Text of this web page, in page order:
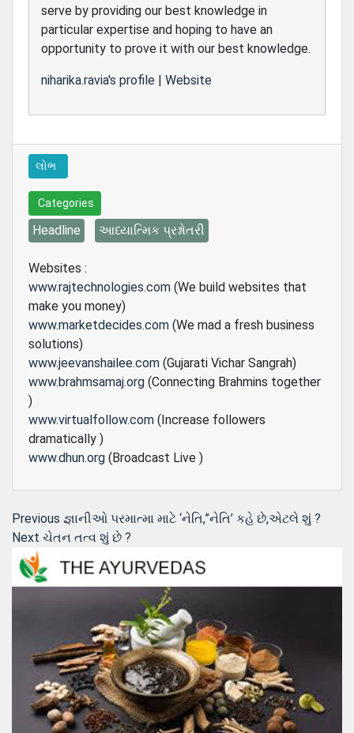
serve by providing our best knowledge in
particular expertise and hoping to have an
opportunity to prove it with our best knowledge.
niharika.ravia's profile | Website
લોભ
Categories
Headline આધ્યાત્મિક પ્રશ્નોતરી
Websites :
www.rajtechnologies.com (We build websites that
make you money)
www.marketdecides.com (We mad a fresh business
solutions)
www.jeevanshailee.com (Gujarati Vichar Sangrah)
www.brahmsamaj.org (Connecting Brahmins together
)
www.virtualfollow.com (Increase followers
dramatically )
www.dhun.org (Broadcast Live )
Post
navigation
Previous Previous
post:
જ્ઞાનીઓ પરમાત્મા માટે ‘નેતિ,”નેતિ’ કહે છે,એટલે શું ?
Next Next
ચેતન તત્વ શું છે ?